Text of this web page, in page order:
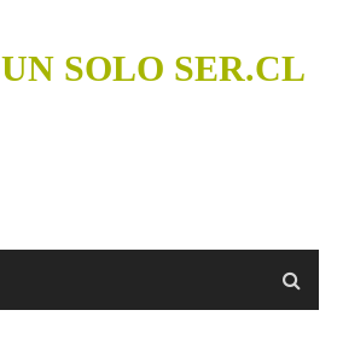
UN SOLO SER.CL